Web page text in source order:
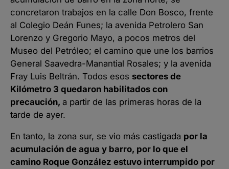
concretaron trabajos en la calle Don Bosco, frente
al Colegio Deán Funes; la avenida Petrolero San
Lorenzo y Gregorio Mayo, a pocos metros del
Museo del Petróleo; el camino que une los barrios
General Saavedra-Manantial Rosales; y la avenida
Fray Luis Beltrán. Todos esos sectores de
Kilómetro 3 quedaron habilitados con
precaución, a partir de las primeras horas de la
tarde de ayer.
En tanto, la zona sur, se vio más castigada por la
acumulación de agua y barro, por lo que el
camino Roque González estuvo interrumpido por